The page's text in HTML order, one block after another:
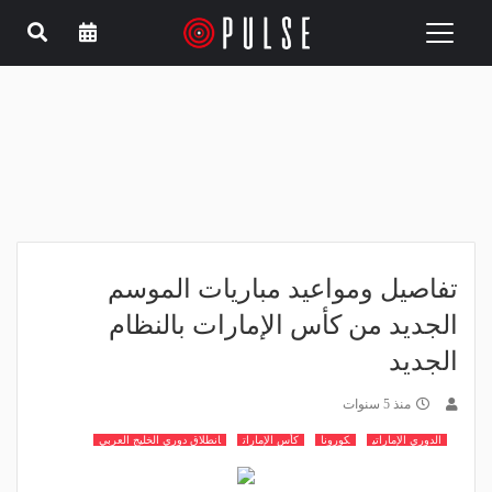
Toggle
تفاصيل ومواعيد مباريات الموسم
الجديد من كأس الإمارات بالنظام
الجديد
منذ 5 سنوات
الدوري الإماراتي كورونا كأس الإمارات انطلاق دوري الخليج العربي